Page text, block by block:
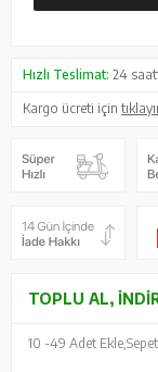
Hızlı Teslimat: 24
Kargo ücreti için
TOPLU AL,
10 -49 Adet Ekle,